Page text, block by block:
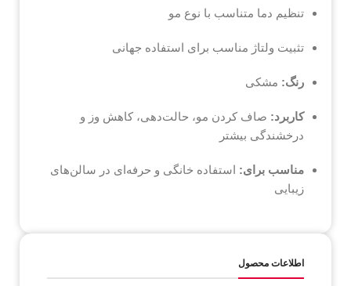
تنظیم دما متناسب با نوع مو
تثبیت ولتاژ مناسب برای استفاده جهانی
رنگ: مشکی
کاربرد: صاف کردن مو، حالت‌دهی، کاهش وز و
درخشندگی بیشتر
مناسب برای: استفاده خانگی و حرفه‌ای در سالن‌های
زیبایی
اطلاعات محصول